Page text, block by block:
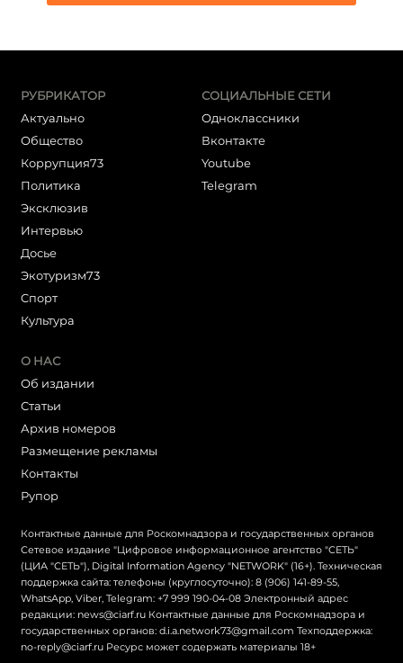
РУБРИКАТОР
Актуально
Общество
Коррупция73
Политика
Эксклюзив
Интервью
Досье
Экотуризм73
Cпорт
Культура
СОЦИАЛЬНЫЕ СЕТИ
Одноклассники
Вконтакте
Youtube
Telegram
О НАС
Об издании
Статьи
Архив номеров
Размещение рекламы
Контакты
Рупор
Контактные данные для Роскомнадзора и государственных органов
Сетевое издание "Цифровое информационное агентство "СЕТЬ"
(ЦИА "СЕТЬ"), Digital Information Agency "NETWORK" (16+). Техническая
поддержка сайта: телефоны (круглосуточно): 8 (906) 141-89-55,
WhatsApp, Viber, Telegram: +7 999 190-04-08 Электронный адрес
редакции: news@ciarf.ru Контактные данные для Роскомнадзора и
государственных органов: d.i.a.network73@gmail.com Техподдержка:
no-reply@ciarf.ru Ресурс может содержать материалы 18+